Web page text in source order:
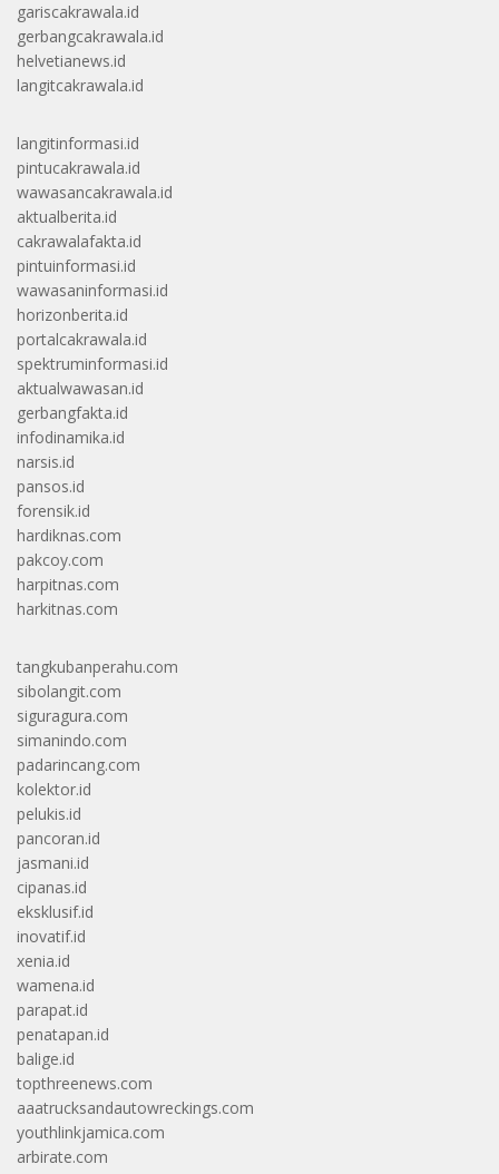
gariscakrawala.id
gerbangcakrawala.id
helvetianews.id
langitcakrawala.id
langitinformasi.id
pintucakrawala.id
wawasancakrawala.id
aktualberita.id
cakrawalafakta.id
pintuinformasi.id
wawasaninformasi.id
horizonberita.id
portalcakrawala.id
spektruminformasi.id
aktualwawasan.id
gerbangfakta.id
infodinamika.id
narsis.id
pansos.id
forensik.id
hardiknas.com
pakcoy.com
harpitnas.com
harkitnas.com
tangkubanperahu.com
sibolangit.com
siguragura.com
simanindo.com
padarincang.com
kolektor.id
pelukis.id
pancoran.id
jasmani.id
cipanas.id
eksklusif.id
inovatif.id
xenia.id
wamena.id
parapat.id
penatapan.id
balige.id
topthreenews.com
aaatrucksandautowreckings.com
youthlinkjamica.com
arbirate.com